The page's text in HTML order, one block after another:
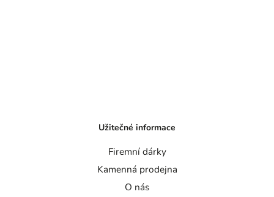
Užitečné informace
Firemní dárky
Kamenná prodejna
O nás